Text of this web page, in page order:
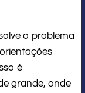
o problema
é
grande, onde